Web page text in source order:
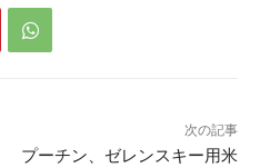
次の記事
プーチン、ゼレンスキー用米